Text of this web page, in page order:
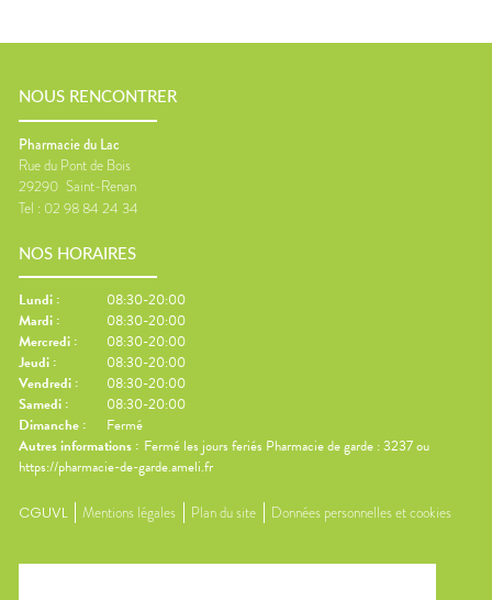
NOUS RENCONTRER
Pharmacie du Lac
Rue du Pont de Bois
29290 Saint-Renan
Tel : 02 98 84 24 34
NOS HORAIRES
Lundi :
08:30-20:00
Mardi :
08:30-20:00
Mercredi :
08:30-20:00
Jeudi :
08:30-20:00
Vendredi :
08:30-20:00
Samedi :
08:30-20:00
Dimanche :
Fermé
Autres informations : Fermé les jours feriés Pharmacie de garde : 3237 ou
https://pharmacie-de-garde.ameli.fr
CGUVL Mentions légales Plan du site Données personnelles et cookies